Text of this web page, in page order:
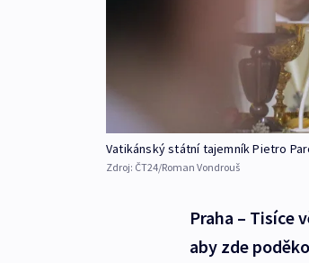
Vatikánský státní tajemník Pietro
Zdroj: ČT24/Roman Vondrouš
Praha – Tisíce
aby zde